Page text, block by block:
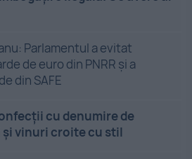
Parlamentul a evitat
de euro din PNRR și a
din SAFE
cu denumire de
vinuri croite cu stil